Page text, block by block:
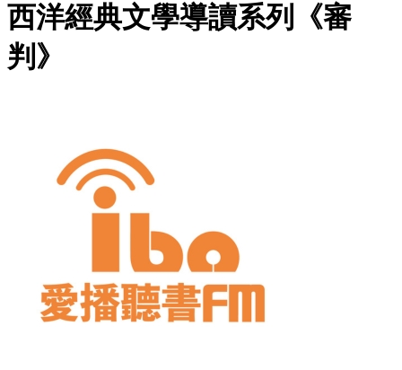
西洋經典文學導讀系列《審
判》